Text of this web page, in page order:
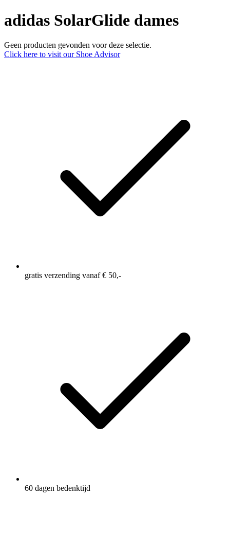
adidas SolarGlide dames
Geen producten gevonden voor deze selectie.
Click here to visit our Shoe Advisor
gratis verzending vanaf € 50,-
60 dagen bedenktijd